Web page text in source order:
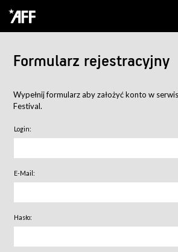
Formularz rejestracyjny
Wypełnij formularz aby założyć konto w
Festival.
Login:
E-Mail:
Hasło: